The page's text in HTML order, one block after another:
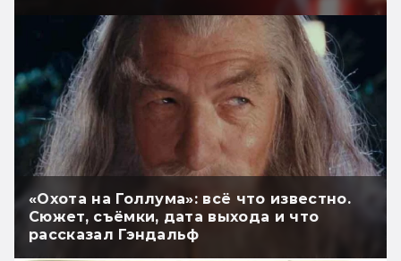
«Охота на Голлума»: всё что известно.
Сюжет, съёмки, дата выхода и что
рассказал Гэндальф